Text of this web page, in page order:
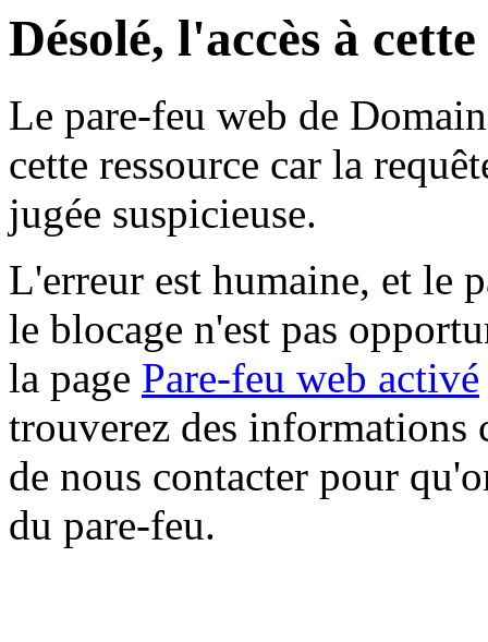
Désolé, l'accès à
Le pare-feu web de
cette ressource car la
jugée suspicieuse.
L'erreur est humaine, et le
le blocage n'est pas
la page Pare-feu web activé
trouverez des informations
de nous contacter pour
du pare-feu.